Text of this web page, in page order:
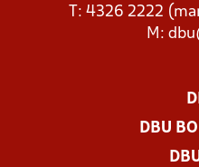
T: 4326 2222
M:
DBU